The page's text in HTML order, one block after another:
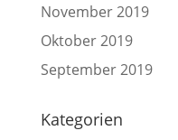
November 2019
Oktober 2019
September 2019
Kategorien